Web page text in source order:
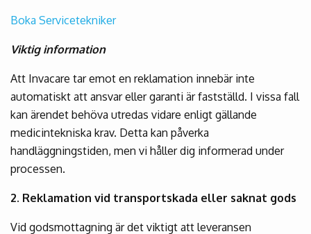
Boka Servicetekniker
Viktig information
Att Invacare tar emot en reklamation innebär inte
automatiskt att ansvar eller garanti är fastställd. I vissa fall
kan ärendet behöva utredas vidare enligt gällande
medicintekniska krav. Detta kan påverka
handläggningstiden, men vi håller dig informerad under
processen.
2. Reklamation vid transportskada eller saknat gods
Vid godsmottagning är det viktigt att leveransen